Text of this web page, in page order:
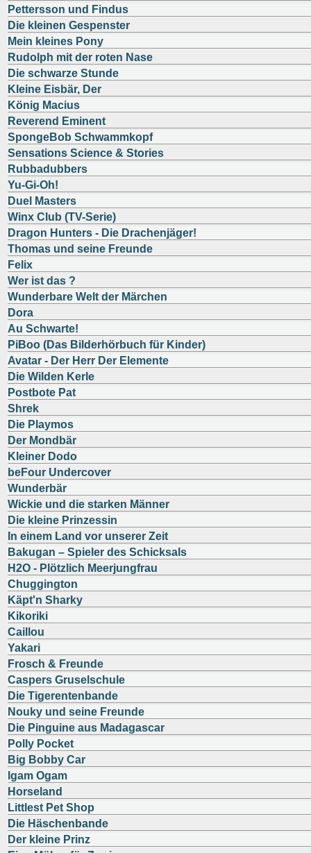
Pettersson und Findus
Die kleinen Gespenster
Mein kleines Pony
Rudolph mit der roten Nase
Die schwarze Stunde
Kleine Eisbär, Der
König Macius
Reverend Eminent
SpongeBob Schwammkopf
Sensations Science & Stories
Rubbadubbers
Yu-Gi-Oh!
Duel Masters
Winx Club (TV-Serie)
Dragon Hunters - Die Drachenjäger!
Thomas und seine Freunde
Felix
Wer ist das ?
Wunderbare Welt der Märchen
Dora
Au Schwarte!
PiBoo (Das Bilderhörbuch für Kinder)
Avatar - Der Herr Der Elemente
Die Wilden Kerle
Postbote Pat
Shrek
Die Playmos
Der Mondbär
Kleiner Dodo
beFour Undercover
Wunderbär
Wickie und die starken Männer
Die kleine Prinzessin
In einem Land vor unserer Zeit
Bakugan – Spieler des Schicksals
H2O - Plötzlich Meerjungfrau
Chuggington
Käpt'n Sharky
Kikoriki
Caillou
Yakari
Frosch & Freunde
Caspers Gruselschule
Die Tigerentenbande
Nouky und seine Freunde
Die Pinguine aus Madagascar
Polly Pocket
Big Bobby Car
Igam Ogam
Horseland
Littlest Pet Shop
Die Häschenbande
Der kleine Prinz